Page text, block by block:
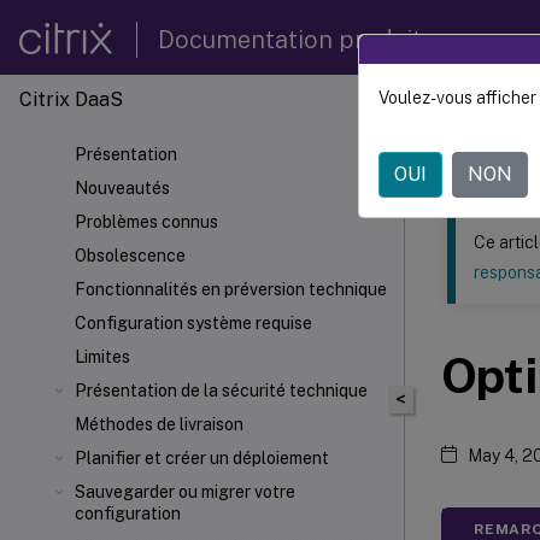
Documentation produit
Citrix DaaS
Présentation
Nouveautés
Problèmes connus
Obsolescence
Fonctionnalités en préversion technique
Configuration système requise
Limites
Présentation de la sécurité technique
Méthodes de livraison
Planifier et créer un déploiement
Sauvegarder ou migrer votre
configuration
Ce contenu a
Citrix
<
Ce
May 4,
Voulez-vous
OUI NON